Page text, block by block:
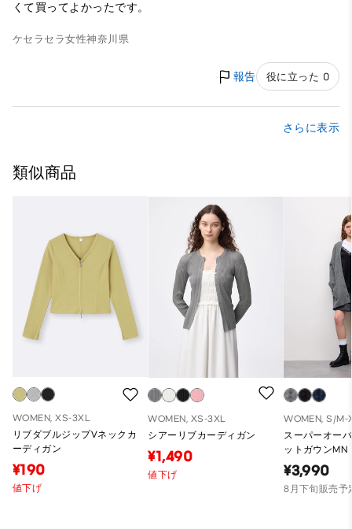
くて買ってよかったです。
ケセラセラ女性神奈川県
報告 役に立った 0
さらに表示
類似商品
WOMEN, XS-3XL
リブダブルジップVネックカ
ーディガン
¥190
値下げ
WOMEN, XS-3XL
シアーリブカーディガン
¥1,490
値下げ
WOMEN, S/
スーパーオー
ットガウンMN
¥3,990
8月下旬販売予